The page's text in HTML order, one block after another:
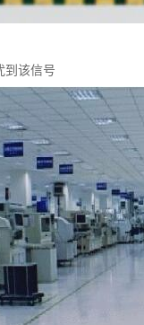
到该信号